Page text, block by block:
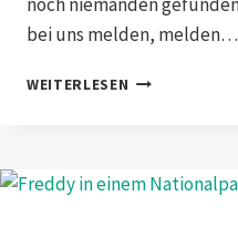
bei uns melden, melden…
WEITERLESEN EIN